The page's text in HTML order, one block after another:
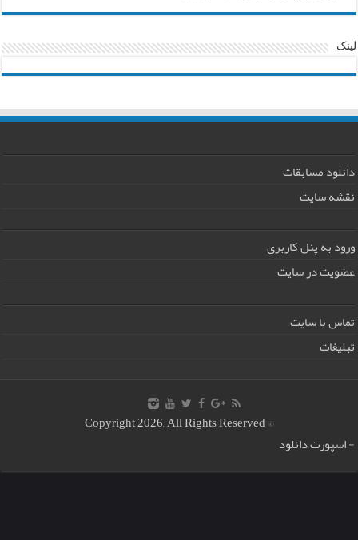
لینک
دانلود مسابقات
نقشه سایت
ورود به پنل کاربری
عضویت در سایت
تماس با سایت
تبلیغات
© Copyright 2026, All Rights Reserved
-اسپورت دانلود